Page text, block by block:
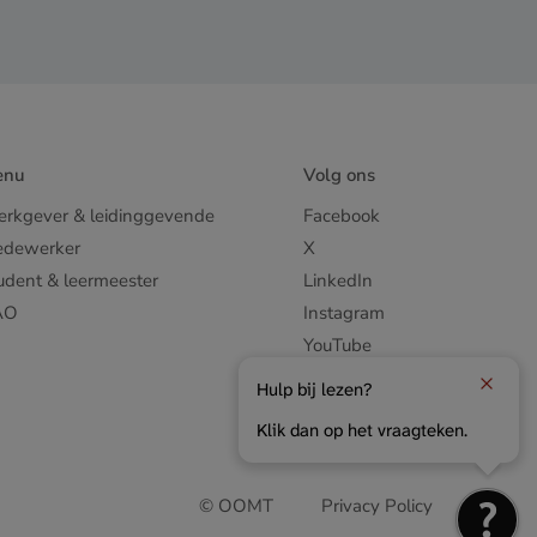
& leidinggevende
& leermeester
Volg ons
Facebook
X
LinkedIn
Instagram
YouTube
© OOMT Privacy Policy
Hulp bij lezen?
Klik dan op het vraagteken.